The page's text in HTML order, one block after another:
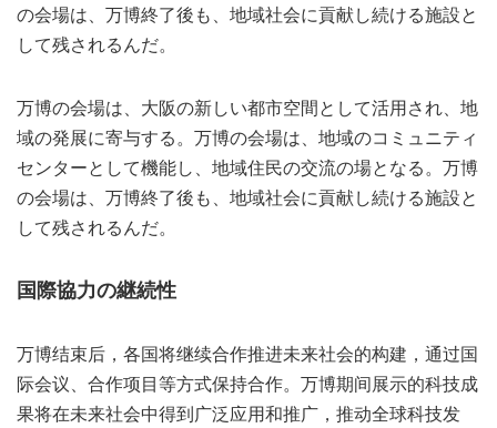
の会場は、万博終了後も、地域社会に貢献し続ける施設と
して残されるんだ。
万博の会場は、大阪の新しい都市空間として活用され、地
域の発展に寄与する。万博の会場は、地域のコミュニティ
センターとして機能し、地域住民の交流の場となる。万博
の会場は、万博終了後も、地域社会に貢献し続ける施設と
して残されるんだ。
国際協力の継続性
万博结束后，各国将继续合作推进未来社会的构建，通过国
际会议、合作项目等方式保持合作。万博期间展示的科技成
果将在未来社会中得到广泛应用和推广，推动全球科技发